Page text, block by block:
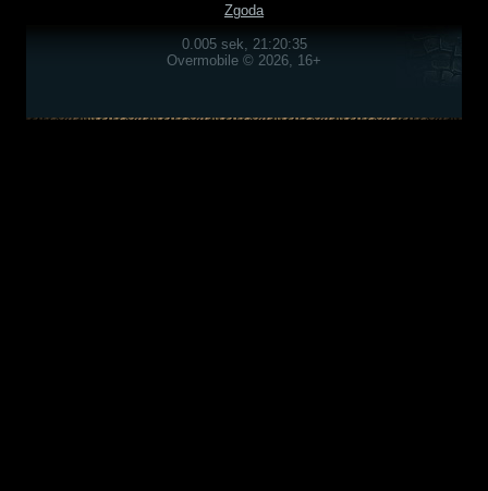
Zgoda
0.005 sek, 21:20:35
Overmobile © 2026, 16+